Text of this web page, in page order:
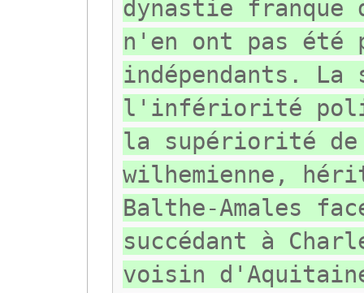
dynastie
n'en ont pas été
indépendants. La
l'infériorité
la supériorité
wilhemienne,
Balthe-Amales
succédant à
voisin